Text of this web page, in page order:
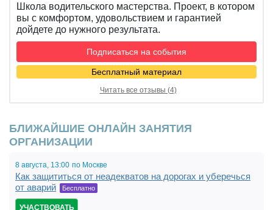
Школа водительского мастерства. Проект, в котором
вы с комфортом, удовольствием и гарантией
дойдете до нужного результата.
Подписаться на события
Бесплатный материал
Читать все отзывы (4)
БЛИЖАЙШИЕ ОНЛАЙН ЗАНЯТИЯ
ОРГАНИЗАЦИИ
8 августа, 13:00,
19:00
по Москве
Как защититься от неадекватов на дорогах и уберечься
от аварий
Бесплатно
УЧАСТВОВАТЬ